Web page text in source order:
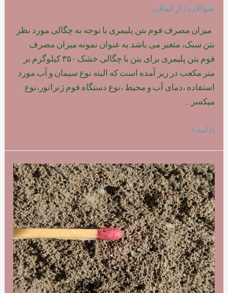
سوالات / از کمالی
میزان مصرف فوم بتن پلیمری با توجه به چگالی مورد نظر
بتن سبک، متغیر می باشد.به عنوان نمونه میزان مصرف
فوم بتن پلیمری برای بتن با چگالی خشک ۳۵۰ کیلوگرم بر
متر مکعب در زیر آمده است که البته نوع سیمان و آب مورد
استفاده ،دمای آب و محیط ،نوع دستگاه فوم ژنراتور،نوع
میکسر …
میزان
مصرف
فوم
بتن
پلیمری
ادامه »